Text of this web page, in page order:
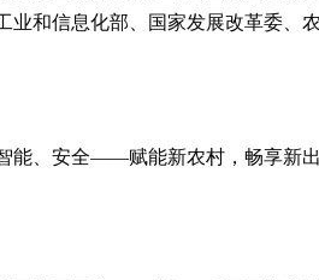
业和信息化部、国家发展改革委、
能、安全——赋能新农村，畅享新